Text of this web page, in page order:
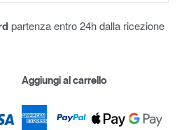
partenza entro 24h dalla ricezione
Aggiungi al carrello